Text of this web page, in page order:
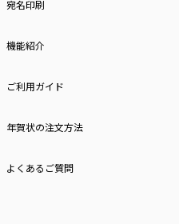
宛名印刷
機能紹介
ご利用ガイド
年賀状の注文方法
よくあるご質問